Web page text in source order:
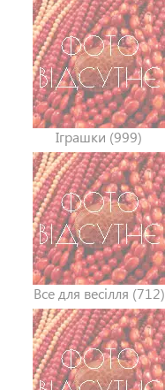
Іграшки (999)
Все для весілля (712)